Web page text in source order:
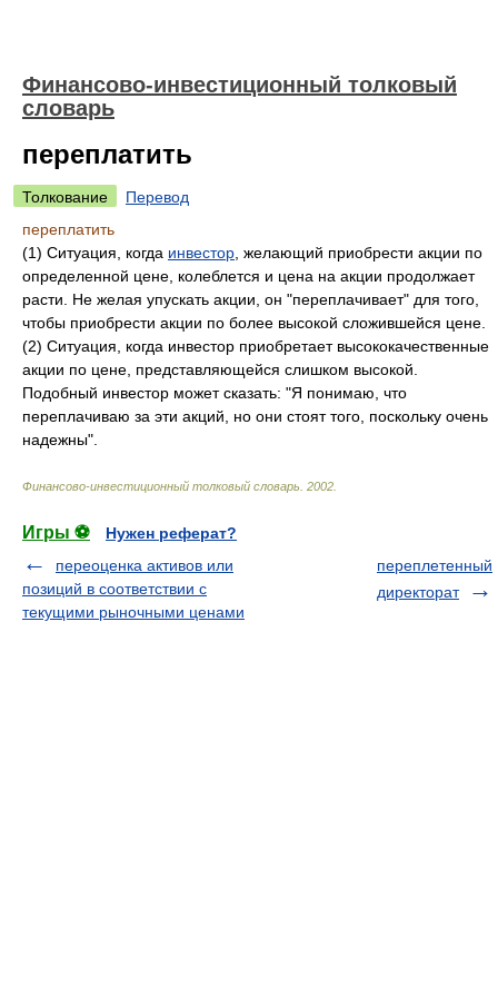
Финансово-инвестиционный толковый
словарь
переплатить
Толкование
Перевод
переплатить
(1) Ситуация, когда инвестор , желающий приобрести акции по
определенной цене, колеблется и цена на акции продолжает
расти. Не желая упускать акции, он "переплачивает" для того,
чтобы приобрести акции по более высокой сложившейся цене.
(2) Ситуация, когда инвестор приобретает высококачественные
акции по цене, представляющейся слишком высокой.
Подобный инвестор может сказать: "Я понимаю, что
переплачиваю за эти акций, но они стоят того, поскольку очень
надежны".
Финансово-инвестиционный толковый словарь 2002
Игры ⚽
Нужен реферат?
переоценка активов или
позиций в соответствии с
текущими рыночными ценами
переплетенный
директорат